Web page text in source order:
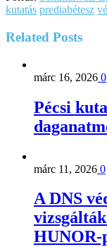
kutatás prediabétesz
Related Posts
márc 16, 2026 0
Pécsi
márc 11, 2026 0
A DNS
HUNOR-